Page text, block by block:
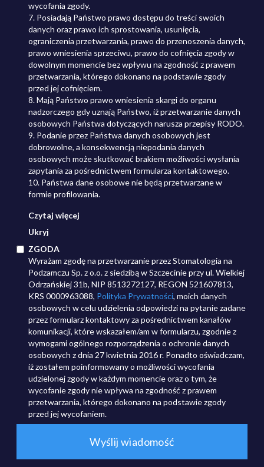
wycofania zgody.
7. Posiadają Państwo prawo dostępu do treści swoich
danych oraz prawo ich sprostowania, usunięcia,
ograniczenia przetwarzania, prawo do przenoszenia danych,
prawo wniesienia sprzeciwu, prawo do cofnięcia zgody w
dowolnym momencie bez wpływu na zgodność z prawem
przetwarzania, którego dokonano na podstawie zgody
przed jej cofnięciem.
8. Mają Państwo prawo wniesienia skargi do organu
nadzorczego gdy uznają Państwo, iż przetwarzanie danych
osobowych Państwa dotyczących narusza przepisy RODO.
9. Podanie przez Państwa danych osobowych jest
dobrowolne, a konsekwencją niepodania danych
osobowych może skutkować brakiem możliwości wysłania
zapytania za pośrednictwem formularza kontaktowego.
10. Państwa dane osobowe nie będą przetwarzane w
formie profilowania.
Czytaj więcej
Ukryj
ZGODA
Wyrażam zgodę na przetwarzanie przez Stomatologia na
Podzamczu Sp. z o.o. z siedzibą w Szczecinie przy ul. Wielkiej
Odrzańskiej 31b, NIP 8513272127, REGON 521607813,
KRS 0000963088, Polityka Prywatności, moich danych
osobowych w celu udzielenia odpowiedzi na pytanie zadane
przez formularz kontaktowy za pośrednictwem kanałów
komunikacji, które wskazałem/am w formularzu, zgodnie z
wymogami ogólnego rozporządzenia o ochronie danych
osobowych z dnia 27 kwietnia 2016 r. Ponadto oświadczam,
iż zostałem poinformowany o możliwości wycofania
udzielonej zgody w każdym momencie oraz o tym, że
wycofanie zgody nie wpływa na zgodność z prawem
przetwarzania, którego dokonano na podstawie zgody
przed jej wycofaniem.